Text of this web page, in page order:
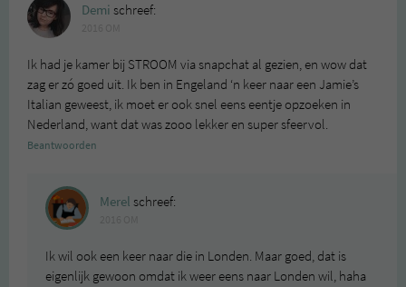
Demi schreef:
Ik had je kamer bij STROOM via snapchat al gezien, en wow dat
zag er zó goed uit. Ik ben in Engeland ‘n keer naar een Jamie’s
Italian geweest, ik moet er ook snel eens eentje opzoeken in
Nederland, want dat was zooo lekker en super sfeervol.
Beantwoorden
Merel schreef:
Ik wil ook een keer naar die in Londen. Maar goed, dat is
eigenlijk gewoon omdat ik weer eens naar Londen wil, haha